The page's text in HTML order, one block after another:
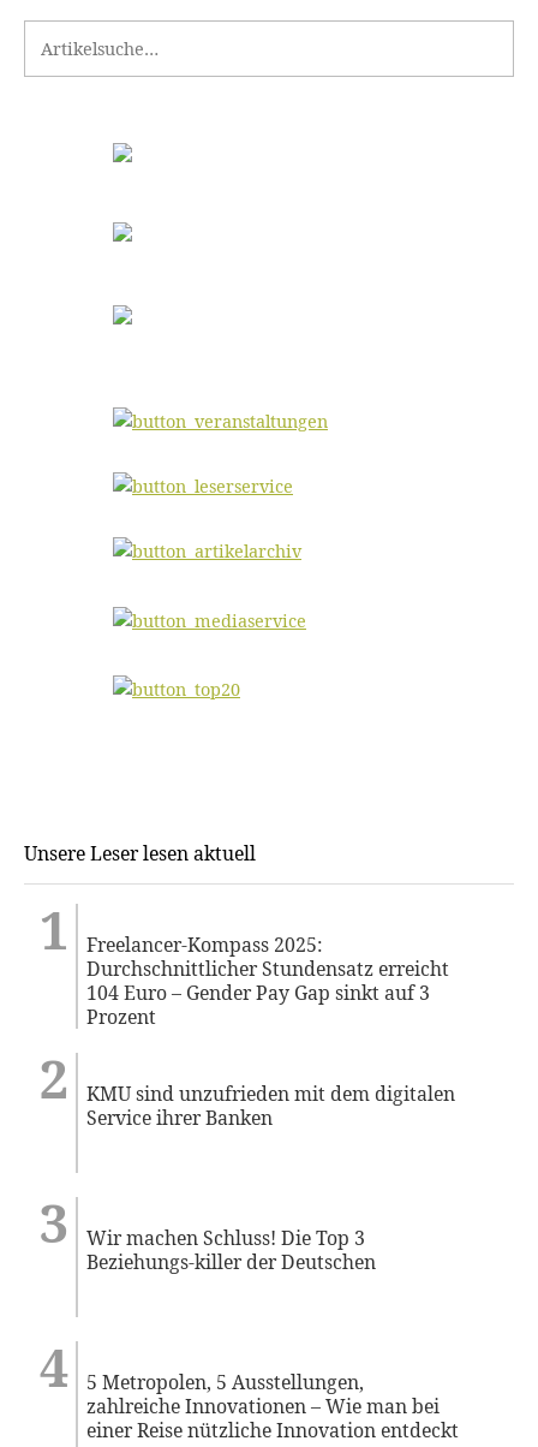
Unsere Leser lesen aktuell
Freelancer-Kompass 2025:
Durchschnittlicher Stundensatz erreicht
104 Euro – Gender Pay Gap sinkt auf 3
Prozent
KMU sind unzufrieden mit dem digitalen
Service ihrer Banken
Wir machen Schluss! Die Top 3
Beziehungs-killer der Deutschen
5 Metropolen, 5 Ausstellungen,
zahlreiche Innovationen – Wie man bei
einer Reise nützliche Innovation entdeckt